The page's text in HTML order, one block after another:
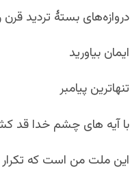
دروازه‌های بستۀ تردید قرن
ایمان بیاورید
تنهاترین پیامبر
با آیه های چشم خدا قد
این ملت من است که